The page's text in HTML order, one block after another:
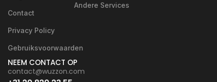
Contact
Privacy Policy
Gebruiksvoorwaarden
Andere Services
NEEM CONTACT OP
contact@wuzzon.com